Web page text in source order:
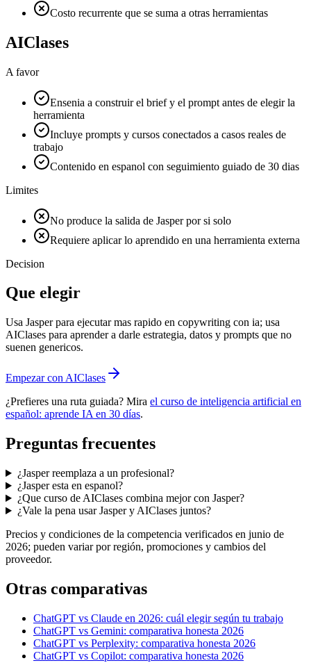
Costo recurrente que se suma a otras herramientas
AIClases
A favor
Ensenia a construir el brief y el prompt antes de elegir la
herramienta
Incluye prompts y cursos conectados a casos reales de
trabajo
Contenido en espanol con seguimiento guiado de 30 dias
Limites
No produce la salida de Jasper por si solo
Requiere aplicar lo aprendido en una herramienta externa
Decision
Que elegir
Usa Jasper para ejecutar mas rapido en copywriting con ia; usa
AIClases para aprender a darle estrategia, datos y prompts que no
suenen genericos.
Empezar con AIClases
¿Prefieres una ruta guiada? Mira el curso de inteligencia artificial en
español: aprende IA en 30 días.
Preguntas frecuentes
¿Jasper reemplaza a un profesional?
¿Jasper esta en espanol?
¿Que curso de AIClases combina mejor con Jasper?
¿Vale la pena usar Jasper y AIClases juntos?
Precios y condiciones de la competencia verificados en junio de
2026; pueden variar por región, promociones y cambios del
proveedor.
Otras comparativas
ChatGPT vs Claude en 2026: cuál elegir según tu trabajo
ChatGPT vs Gemini: comparativa honesta 2026
ChatGPT vs Perplexity: comparativa honesta 2026
ChatGPT vs Copilot: comparativa honesta 2026